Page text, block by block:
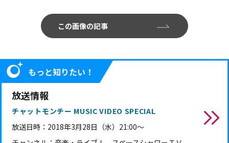
この画像の記事
もっと知りたい！
放送情報
チャットモンチー MUSIC VIDEO SPECIAL
放送日時： 2018年3月28日（水）21:00～